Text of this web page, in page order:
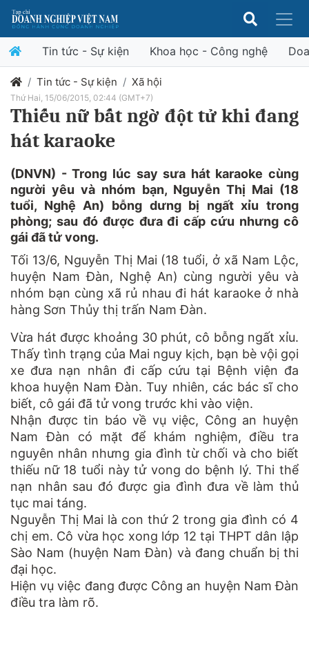
Tin tức - Sự kiện Khoa học - Công nghệ
Tin tức - Sự kiện Xã hội
Thứ Hai, 15/06/2015, 02:44 (GMT+7)
Thiếu nữ bất ngờ đột tử khi đang
hát karaoke
(DNVN) - Trong lúc say sưa hát karaoke cùng
người yêu và nhóm bạn, Nguyễn Thị Mai (18
tuổi, Nghệ An) bỗng dưng bị ngất xỉu trong
phòng; sau đó được đưa đi cấp cứu nhưng cô
gái đã tử vong.
Tối 13/6, Nguyễn Thị Mai (18 tuổi, ở xã Nam Lộc,
huyện Nam Đàn, Nghệ An) cùng người yêu và
nhóm bạn cùng xã rủ nhau đi hát karaoke ở nhà
hàng Sơn Thủy thị trấn Nam Đàn.
Vừa hát được khoảng 30 phút, cô bỗng ngất xỉu.
Thấy tình trạng của Mai nguy kịch, bạn bè vội gọi
xe đưa nạn nhân đi cấp cứu tại Bệnh viện đa
khoa huyện Nam Đàn. Tuy nhiên, các bác sĩ cho
biết, cô gái đã tử vong trước khi vào viện.
Nhận được tin báo về vụ việc, Công an huyện
Nam Đàn có mặt để khám nghiệm, điều tra
nguyên nhân nhưng gia đình từ chối và cho biết
thiếu nữ 18 tuổi nàytử vong do bệnh lý. Thi thể
nạn nhân sau đó được gia đình đưa về làm thủ
tục mai táng.
Nguyễn Thị Mai là con thứ 2 trong gia đình có 4
chị em. Cô vừa học xong lớp 12 tại THPT dân lập
Sào Nam (huyện Nam Đàn) và đang chuẩn bị thi
đại học.
Hiện vụ việc đang được Công an huyện Nam Đàn
điều tra làm rõ.